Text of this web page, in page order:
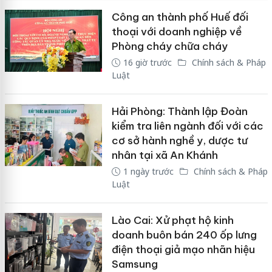
Công an thành phố Huế đối
thoại với doanh nghiệp về
Phòng cháy chữa cháy
16 giờ trước
Chính sách & Pháp
Luật
Hải Phòng: Thành lập Đoàn
kiểm tra liên ngành đối với các
cơ sở hành nghề y, dược tư
nhân tại xã An Khánh
1 ngày trước
Chính sách & Pháp
Luật
Lào Cai: Xử phạt hộ kinh
doanh buôn bán 240 ốp lưng
điện thoại giả mạo nhãn hiệu
Samsung